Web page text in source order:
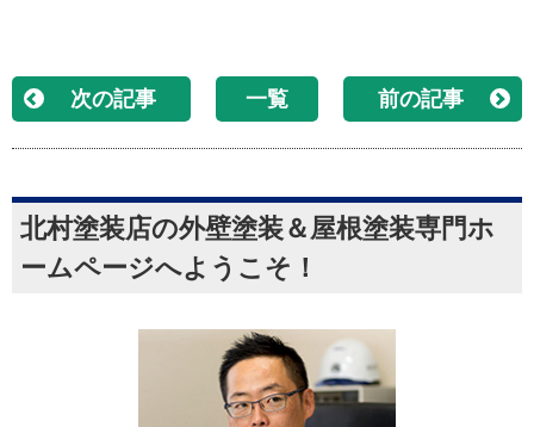
次の記事 一覧 前の記事
北村塗装店の外壁塗装＆屋根塗装専門ホ
ームページへようこそ！